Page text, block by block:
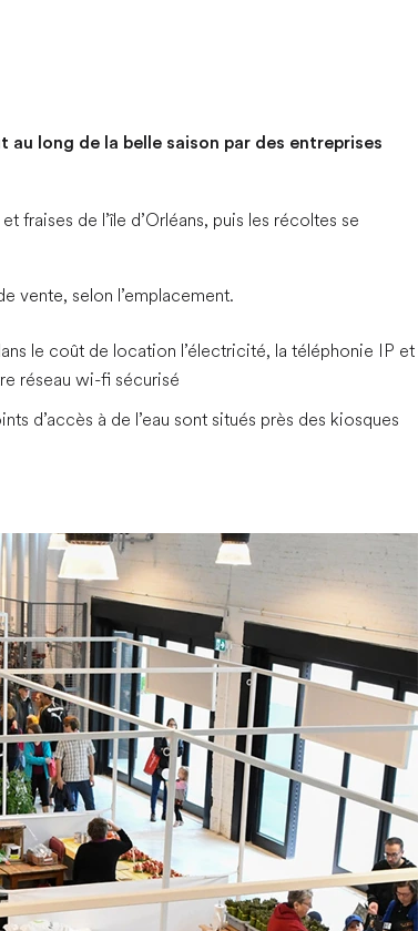
long de la belle saison par des entreprises
fraises de l’île d’Orléans, puis les récoltes se
vente, selon l’emplacement.
le coût de location l’électricité, la téléphonie IP et
réseau wi-fi sécurisé
d’accès à de l’eau sont situés près des kiosques